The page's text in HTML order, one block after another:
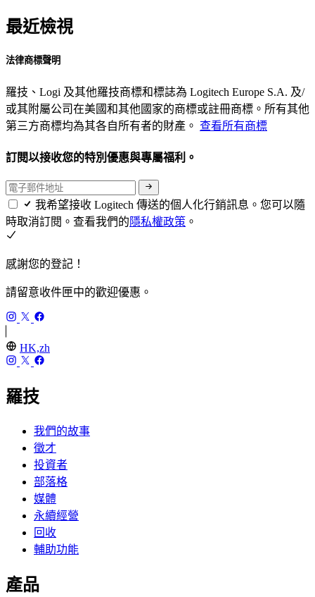
最近檢視
法律商標聲明
羅技、Logi 及其他羅技商標和標誌為 Logitech Europe S.A. 及/
或其附屬公司在美國和其他國家的商標或註冊商標。所有其他
第三方商標均為其各自所有者的財產。 查看所有商標
訂閱以接收您的特別優惠與專屬福利。
我希望接收 Logitech 傳送的個人化行銷訊息。您可以隨
時取消訂閱。查看我們的隱私權政策 。
感謝您的登記！
請留意收件匣中的歡迎優惠。
HK,zh
羅技
我們的故事
徵才
投資者
部落格
媒體
永續經營
回收
輔助功能
產品